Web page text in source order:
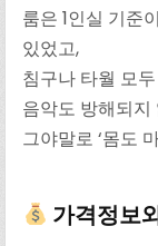
룸은 1인실 기준
있었고,
침구나 타월 모
음악도 방해되
그야말로 ‘몸도
가격정보